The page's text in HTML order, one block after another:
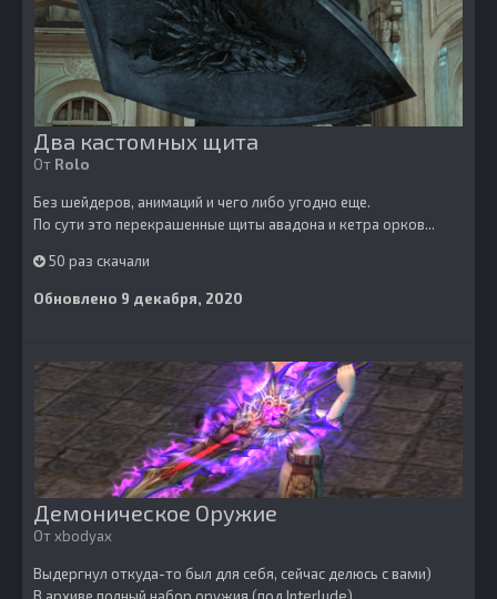
Два кастомных щита
От Rolo
Без шейдеров, анимаций и чего либо угодно еще.
По сути это перекрашенные щиты авадона и кетра орков...
50 раз скачали
Обновлено 9 декабря, 2020
Демоническое Оружие
Отxbodyax
Выдергнул откуда-то был для себя, сейчас делюсь с вами)